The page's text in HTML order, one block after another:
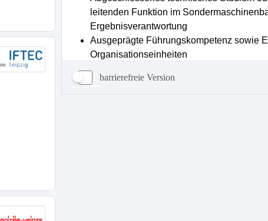
barrierefreie Version